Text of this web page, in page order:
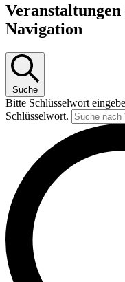
Veranstaltungen
Navigation
Suche
Bitte Schlüsselwort
Schlüsselwort.